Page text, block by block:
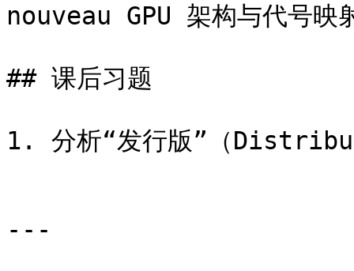
nouveau GPU 架构与代号映
## 课后习题
1. 分析“发行版”（
---